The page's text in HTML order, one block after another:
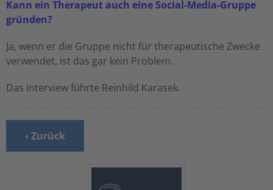
Kann ein Therapeut auch eine Social-Media-Gruppe
gründen?
Ja, wenn er die Gruppe nicht für therapeutische Zwecke
verwendet, ist das gar kein Problem.
Das Interview führte Reinhild Karasek.
‹ Zurück